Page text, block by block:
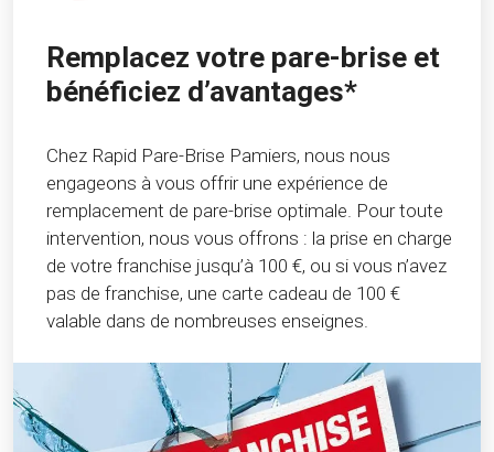
Remplacez votre pare-brise et
bénéficiez d’avantages*
Chez Rapid Pare-Brise Pamiers, nous nous
engageons à vous offrir une expérience de
remplacement de pare-brise optimale. Pour toute
intervention, nous vous offrons : la prise en charge
de votre franchise jusqu’à 100 €, ou si vous n’avez
pas de franchise, une carte cadeau de 100 €
valable dans de nombreuses enseignes.